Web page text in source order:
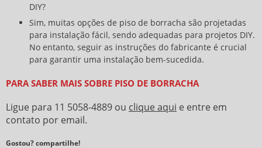
DIY?
Sim, muitas opções de piso de borracha são projetadas
para instalação fácil, sendo adequadas para projetos DIY.
No entanto, seguir as instruções do fabricante é crucial
para garantir uma instalação bem-sucedida.
PARA SABER MAIS SOBRE PISO DE BORRACHA
Ligue para 11 5058-4889 ou clique aqui e entre em
contato por email.
Gostou? compartilhe!